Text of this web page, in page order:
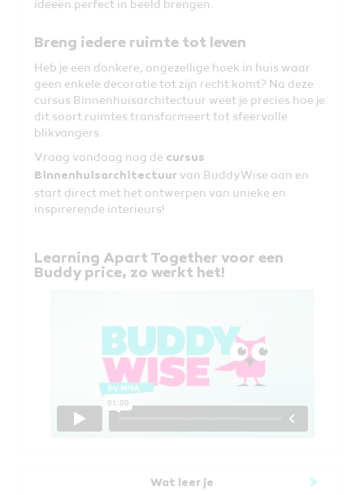
ideeën perfect in beeld brengen.
Breng iedere ruimte tot leven
Heb je een donkere, ongezellige hoek in huis waar
geen enkele decoratie tot zijn recht komt? Na deze
cursus Binnenhuisarchitectuur weet je precies hoe je
dit soort ruimtes transformeert tot sfeervolle
blikvangers.
Vraag vandaag nog de cursus
Binnenhuisarchitectuur van BuddyWise aan en
start direct met het ontwerpen van unieke en
inspirerende interieurs!
Learning Apart Together voor een
Buddy price, zo werkt het!
Wat leer je